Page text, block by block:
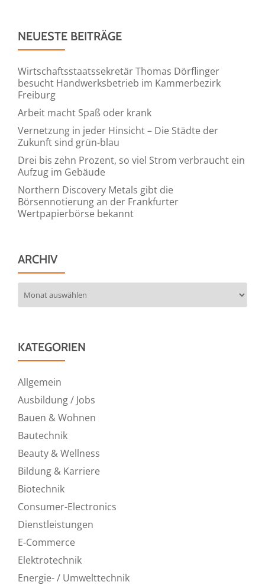
NEUESTE BEITRÄGE
Wirtschaftsstaatssekretär Thomas Dörflinger
besucht Handwerksbetrieb im Kammerbezirk
Freiburg
Arbeit macht Spaß oder krank
Vernetzung in jeder Hinsicht – Die Städte der
Zukunft sind grün-blau
Drei bis zehn Prozent, so viel Strom verbraucht ein
Aufzug im Gebäude
Northern Discovery Metals gibt die
Börsennotierung an der Frankfurter
Wertpapierbörse bekannt
ARCHIV
KATEGORIEN
Allgemein
Ausbildung / Jobs
Bauen & Wohnen
Bautechnik
Beauty & Wellness
Bildung & Karriere
Biotechnik
Consumer-Electronics
Dienstleistungen
E-Commerce
Elektrotechnik
Energie- / Umwelttechnik